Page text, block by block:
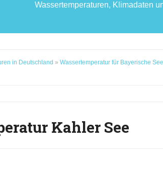
Wassertemperaturen, Klimadaten
in Deutschland » Wassertemperatur für Bayerische
Kahler See